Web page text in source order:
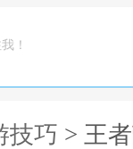
！
技巧 > 王